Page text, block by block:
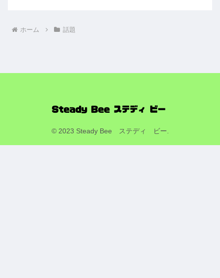
ホーム 話題
© 2023 Steady Bee ステディ ビー.